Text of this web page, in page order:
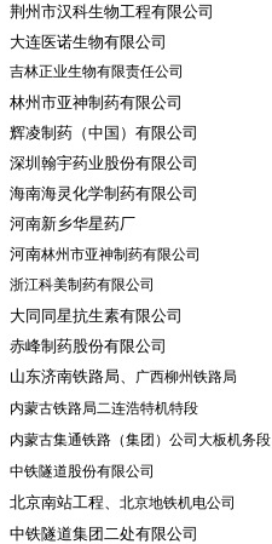
荆州市汉科生物工程有限公司
大连医诺生物有限公司
吉林正业生物有限责任公司
林州市亚神制药有限公司
辉凌制药（中国）有限公司
深圳翰宇药业股份有限公司
海南海灵化学制药有限公司
河南新乡华星药厂
河南林州市亚神制药有限公司
浙江科美制药有限公司
大同同星抗生素有限公司
赤峰制药股份有限公司
山东济南铁路局、 广西柳州铁路局
内蒙古铁路局二连浩特机特段
内蒙古集通铁路（集团）公司大板机务段
中铁隧道股份有限公司
北京南站工程、北京地铁机电公司
中铁隧道集团二处有限公司